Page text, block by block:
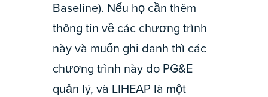
Baseline). Nếu họ cần thêm
thông tin về các chương trình
này và muốn ghi danh thì các
chương trình này do PG&E
quản lý, và LIHEAP là một